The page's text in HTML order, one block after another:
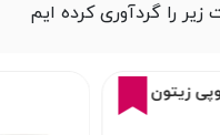
را گردآوری کرده ایم
زیتون